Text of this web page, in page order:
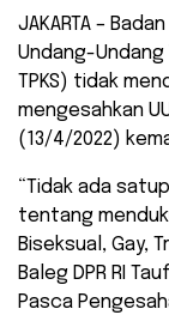
JAKARTA –
Undang-Undang
TPKS) tidak
mengesahkan
(13/4/2022)
“Tidak ada
tentang
Biseksual, Gay,
Baleg DPR RI
Pasca